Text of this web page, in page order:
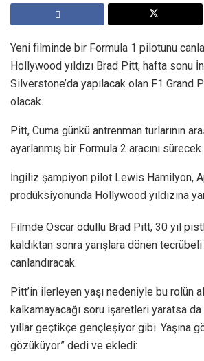
Yeni filminde bir Formula 1 pilotunu
Hollywood yıldızı Brad Pitt, hafta sonu
Silverstone’da yapılacak olan F1 Grand
olacak.
Pitt, Cuma günkü antrenman turlarının
ayarlanmış bir Formula 2 aracını sürecek.
İngiliz şampiyon pilot Lewis Hamilyon,
prodüksiyonunda Hollywood yıldızına
Filmde Oscar ödüllü Brad Pitt, 30 yıl
kaldıktan sonra yarışlara dönen tecrübeli
canlandıracak.
Pitt’in ilerleyen yaşı nedeniyle bu rolün
kalkamayacağı soru işaretleri yaratsa
yıllar geçtikçe gençleşiyor gibi. Yaşına
gözüküyor” dedi ve ekledi: